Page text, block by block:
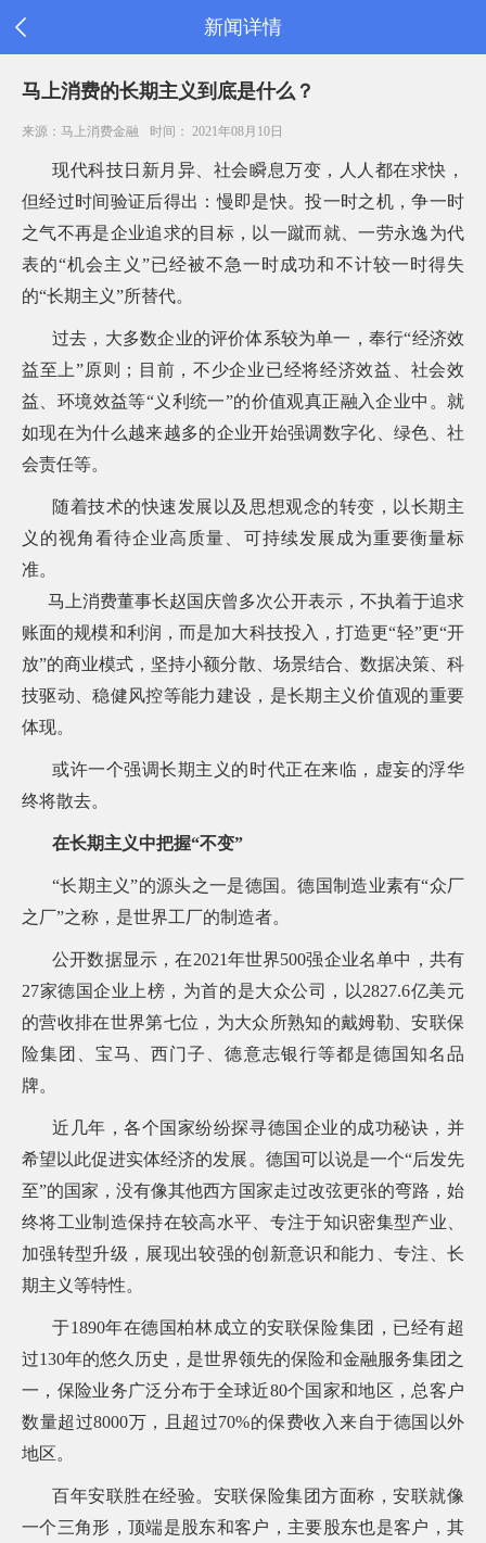
新闻详情
马上消费的长期主义到底是什么？
来源：马上消费金融 时间： 2021年08月10日
现代科技日新月异、社会瞬息万变，人人都在求快，
但经过时间验证后得出：慢即是快。投一时之机，争一时
之气不再是企业追求的目标，以一蹴而就、一劳永逸为代
表的“机会主义”已经被不急一时成功和不计较一时得失
的“长期主义”所替代。
过去，大多数企业的评价体系较为单一，奉行“经济效
益至上”原则；目前，不少企业已经将经济效益、社会效
益、环境效益等“义利统一”的价值观真正融入企业中。就
如现在为什么越来越多的企业开始强调数字化、绿色、社
会责任等。
随着技术的快速发展以及思想观念的转变，以长期主
义的视角看待企业高质量、可持续发展成为重要衡量标
准。
马上消费董事长赵国庆曾多次公开表示，不执着于追求
账面的规模和利润，而是加大科技投入，打造更“轻”更“开
放”的商业模式，坚持小额分散、场景结合、数据决策、科
技驱动、稳健风控等能力建设，是长期主义价值观的重要
体现。
或许一个强调长期主义的时代正在来临，虚妄的浮华
终将散去。
在长期主义中把握“不变”
“长期主义”的源头之一是德国。德国制造业素有“众厂
之厂”之称，是世界工厂的制造者。
公开数据显示，在2021年世界500强企业名单中，共有
27家德国企业上榜，为首的是大众公司，以2827.6亿美元
的营收排在世界第七位，为大众所熟知的戴姆勒、安联保
险集团、宝马、西门子、德意志银行等都是德国知名品
牌。
近几年，各个国家纷纷探寻德国企业的成功秘诀，并
希望以此促进实体经济的发展。德国可以说是一个“后发先
至”的国家，没有像其他西方国家走过改弦更张的弯路，始
终将工业制造保持在较高水平、专注于知识密集型产业、
加强转型升级，展现出较强的创新意识和能力、专注、长
期主义等特性。
于1890年在德国柏林成立的安联保险集团，已经有超
过130年的悠久历史，是世界领先的保险和金融服务集团之
一，保险业务广泛分布于全球近80个国家和地区，总客户
数量超过8000万，且超过70%的保费收入来自于德国以外
地区。
百年安联胜在经验。安联保险集团方面称，安联就像
一个三角形，顶端是股东和客户，主要股东也是客户，其